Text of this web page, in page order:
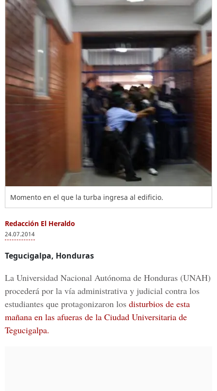
Momento en el que la turba ingresa al edificio.
Redacción El Heraldo
24.07.2014
Tegucigalpa, Honduras
La Universidad Nacional Autónoma de Honduras (UNAH)
procederá por la vía administrativa y judicial contra los
estudiantes que protagonizaron los disturbios de esta
mañana en las afueras de la Ciudad Universitaria de
Tegucigalpa.